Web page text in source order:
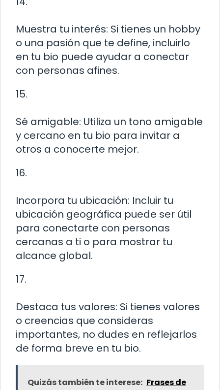
Muestra tu interés: Si tienes un hobby
o una pasión que te define, incluirlo
en tu bio puede ayudar a conectar
con personas afines.
15.
Sé amigable: Utiliza un tono amigable
y cercano en tu bio para invitar a
otros a conocerte mejor.
16.
Incorpora tu ubicación: Incluir tu
ubicación geográfica puede ser útil
para conectarte con personas
cercanas a ti o para mostrar tu
alcance global.
17.
Destaca tus valores: Si tienes valores
o creencias que consideras
importantes, no dudes en reflejarlos
de forma breve en tu bio.
Quizás también te interese: Frases de